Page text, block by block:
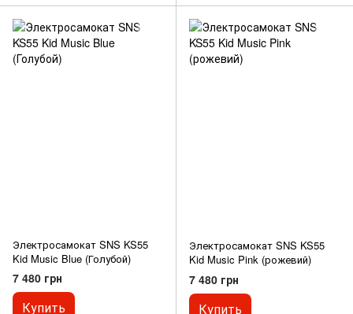
Электросамокат SNS KS55
Kid Music Blue (Голубой)
7 480 грн
Купить
Электросамокат SNS KS55
Kid Music Pink (рожевий)
7 480 грн
Купить